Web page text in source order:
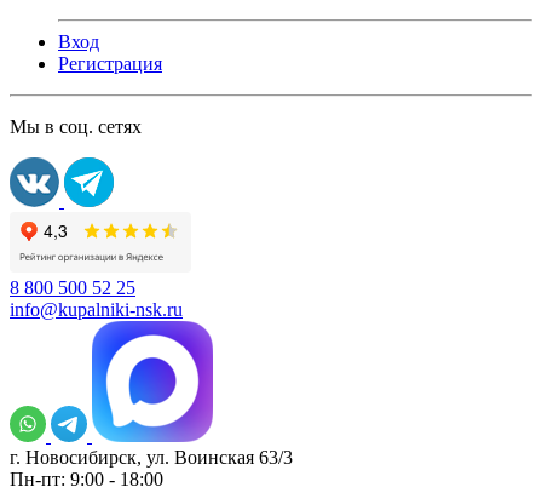
Вход
Регистрация
Мы в соц. сетях
8 800 500 52 25
info@kupalniki-nsk.ru
г. Новосибирск, ул. Воинская 63/3
Пн-пт: 9:00 - 18:00